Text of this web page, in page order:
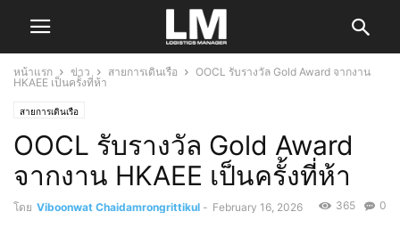
หน้าแรก ข่าว สายการเดินเรือ
OOCL รับรางวัล Gold Award จากงาน
HKAEE เป็นครั้งที่ห้า
สายการเดินเรือ
OOCL รับรางวัล Gold Award
จากงาน HKAEE เป็นครั้งที่ห้า
โดย Viboonwat Chaidamrongrittikul - February 16, 2026 0
365